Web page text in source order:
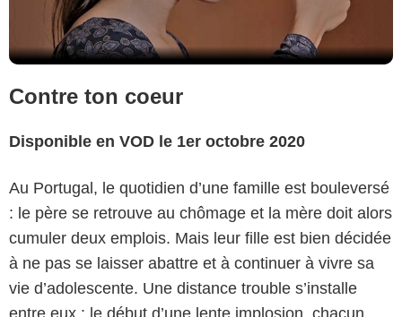
Contre ton coeur
Disponible en VOD le 1er octobre 2020
Au Portugal, le quotidien d’une famille est bouleversé
: le père se retrouve au chômage et la mère doit alors
cumuler deux emplois. Mais leur fille est bien décidée
à ne pas se laisser abattre et à continuer à vivre sa
vie d’adolescente. Une distance trouble s’installe